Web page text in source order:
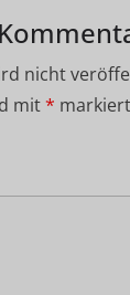
nicht
mit* markiert